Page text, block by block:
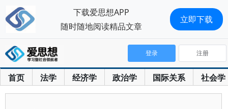
首页 法学 经济学 政治学 国际关系 社会学
登录 注册
下载爱思想APP
随时随地阅读精品文章
立即下载